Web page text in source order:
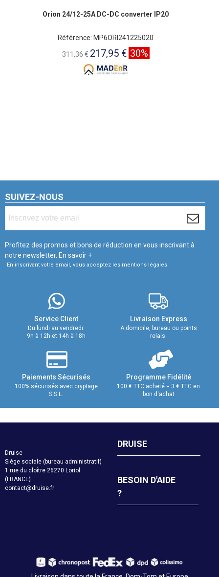
Orion 24/12-25A DC-DC converter IP20
Référence: MP6ORI241225020
311,36 € 217,95 € 30%
SUIVEZ-NOUS
Profitez des promos et bons de réduction en vous inscrivant à
notre newsletter. En savoir +
En inscrivant votre email, vous acceptez les mentions légales
Service Client
Du lundi au vendredi:
9h à 12h et 14h à 18h
Livraison Express
A domicile, bureau ou points
relais.
Paiements Sécurisés
100% sécurisés avec cryptage
S.S.L.
Programme Fidélité
100 € TTC acheté = 3 € TTC en
bon d'achat
Druise
Siège sociale (bureau administratif)
1 rue du cloître 26270 Loriol
(FRANCE)
contact@druise.fr
DRUISE
BESOIN D'AIDE
?